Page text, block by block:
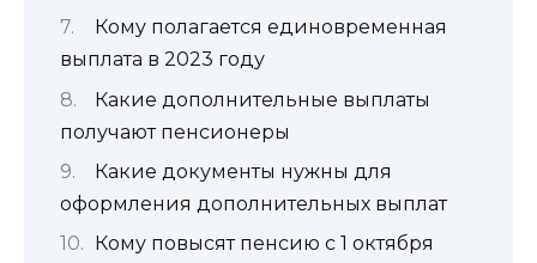
Кому полагается единовременная
выплата в 2023 году
Какие дополнительные выплаты
получают пенсионеры
Какие документы нужны для
оформления дополнительных выплат
Кому повысят пенсию с 1 октября